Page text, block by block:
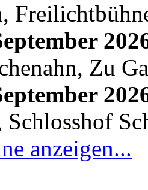
Zu
Schlosshof
anzeigen...